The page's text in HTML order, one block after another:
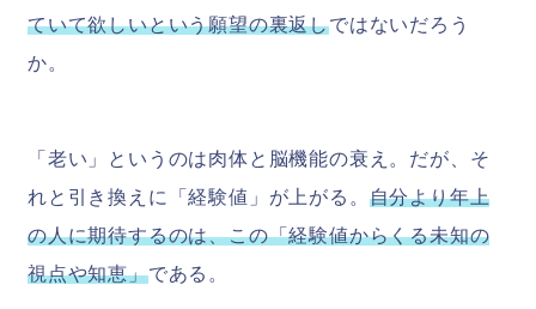
ていて欲しいという願望の裏返しではないだろう
か。
「老い」というのは肉体と脳機能の衰え。だが、そ
れと引き換えに「経験値」が上がる。 自分より年上
の人に期待するのは、この「経験値からくる未知の
視点や知恵」である。